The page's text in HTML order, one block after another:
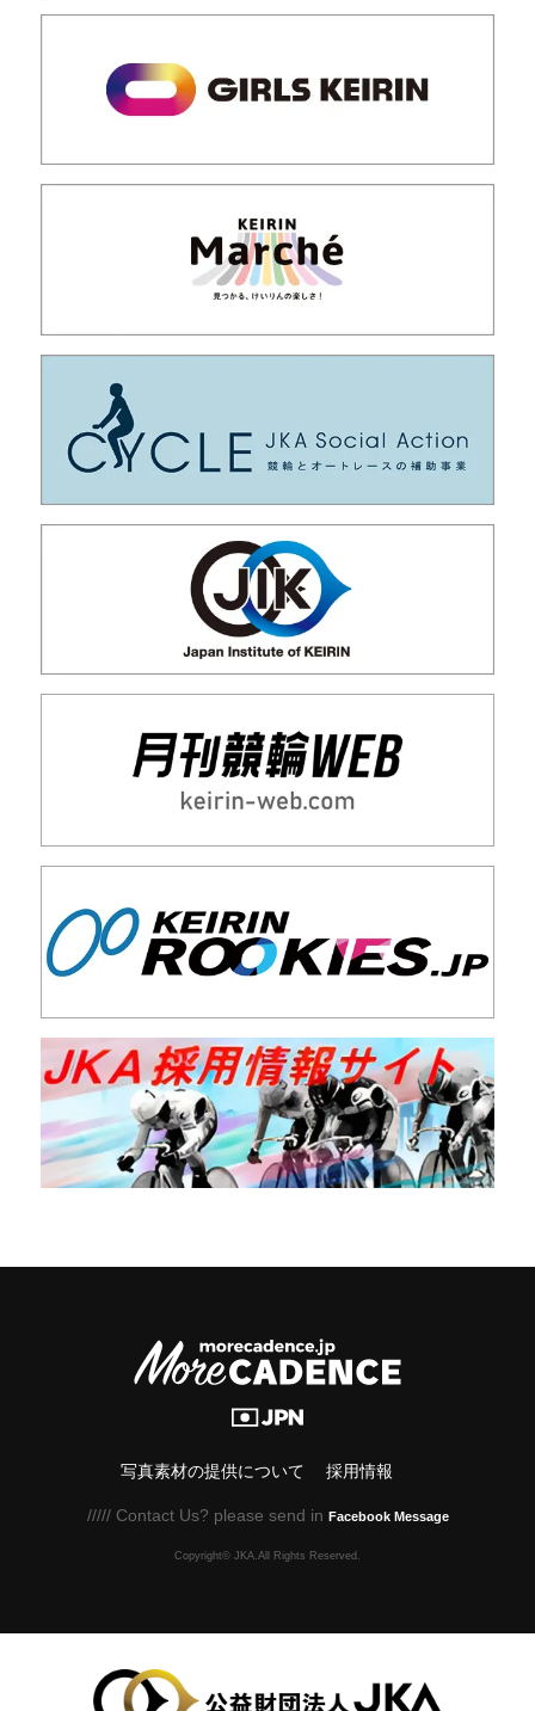
写真素材の提供について 採用情報
///// Contact Us? please send in Facebook Message
Copyright© JKA.All Rights Reserved.